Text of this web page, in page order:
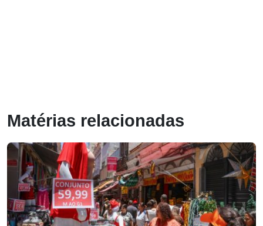
Matérias relacionadas